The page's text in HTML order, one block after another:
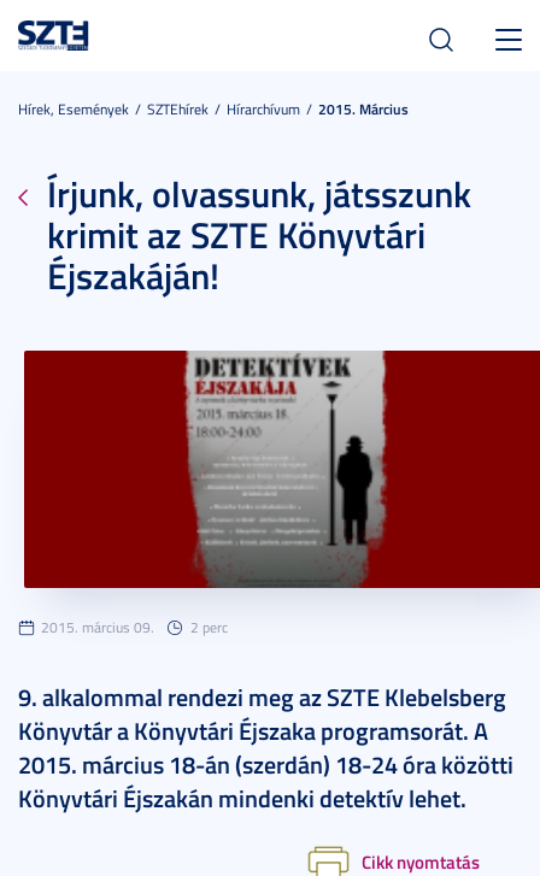
Hírek, Események SZTEhírek Hírarchívum 2015. Március
Írjunk, olvassunk, játsszunk
krimit az SZTE Könyvtári
Éjszakáján!
2015. március 09. 2 perc
9. alkalommal rendezi meg az SZTE Klebelsberg
Könyvtár a Könyvtári Éjszaka programsorát. A
2015. március 18-án (szerdán) 18-24 óra közötti
Könyvtári Éjszakán mindenki detektív lehet.
Cikk nyomtatás